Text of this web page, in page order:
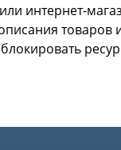
интернет-